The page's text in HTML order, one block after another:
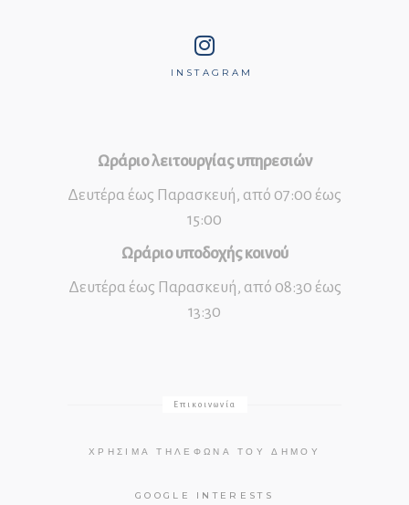
INSTAGRAM
Ωράριο λειτουργίας υπηρεσιών
Δευτέρα έως Παρασκευή, από 07:00 έως
15:00
Ωράριο υποδοχής κοινού
Δευτέρα έως Παρασκευή, από 08:30 έως
13:30
Επικοινωνία
ΧΡΉΣΙΜΑ ΤΗΛΈΦΩΝΑ ΤΟΥ ΔΉΜΟΥ
GOOGLE INTERESTS